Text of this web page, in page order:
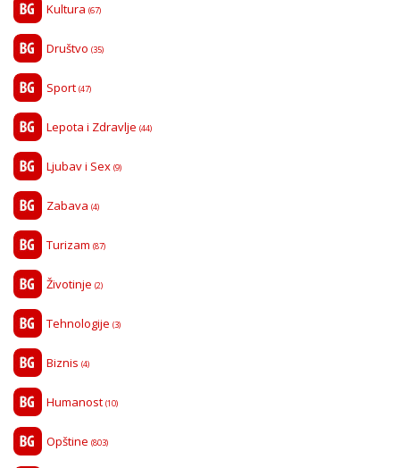
Kultura (67)
Društvo (35)
Sport (47)
Lepota i Zdravlje (44)
Ljubav i Sex (9)
Zabava (4)
Turizam (87)
Životinje (2)
Tehnologije (3)
Biznis (4)
Humanost (10)
Opštine (803)